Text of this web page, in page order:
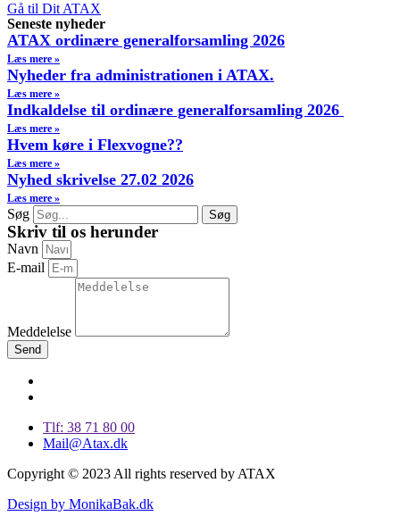
Gå til Dit ATAX
Seneste nyheder
ATAX ordinære generalforsamling 2026
Læs mere »
Nyheder fra administrationen i ATAX.
Læs mere »
Indkaldelse til ordinære generalforsamling 2026
Læs mere »
Hvem køre i Flexvogne??
Læs mere »
Nyhed skrivelse 27.02 2026
Læs mere »
Søg Søg
Skriv til os herunder
Navn
E-mail
Meddelelse
Send
Tlf: 38 71 80 00
Mail@Atax.dk
Copyright © 2023 All rights reserved by ATAX
Design by MonikaBak.dk